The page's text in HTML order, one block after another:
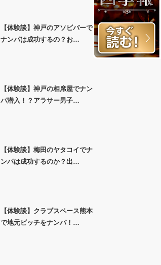
【体験談】神戸のアソビバーで
ナンパは成功するの？お…
【体験談】神戸の相席屋でナン
パ潜入！？アラサー男子…
【体験談】梅田のヤタコイでナ
ンパは成功するのか？出…
【体験談】クラブスペース熊本
で地元ビッチをナンパ！…